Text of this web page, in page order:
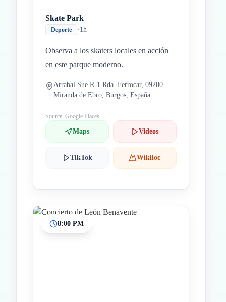
Skate Park
Deporte •1h
Observa a los skaters locales en acción
en este parque moderno.
Arrabal Sue R-1 Rda. Ferrocar, 09200
Miranda de Ebro, Burgos, España
Source: Google Places
Maps Videos
TikTok Wikiloc
8:00 PM